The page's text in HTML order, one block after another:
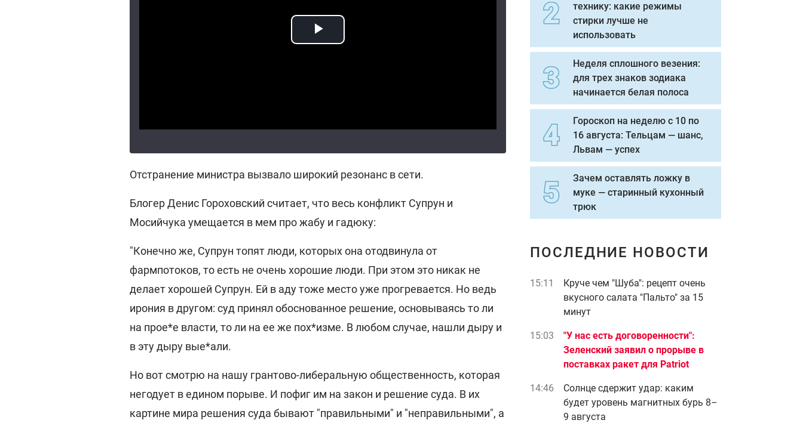
Отстранение министра вызвало широкий резонанс в сети.
Блогер Денис Гороховский считает, что весь конфликт Супрун и
Мосийчука умещается в мем про жабу и гадюку:
"Конечно же, Супрун топят люди, которых она отодвинула от
фармпотоков, то есть не очень хорошие люди. При этом это никак не
делает хорошей Супрун. Ей в аду тоже место уже прогревается. Но ведь
ирония в другом: суд принял обоснованное решение, основываясь то ли
на прое*е власти, то ли на ее же пох*изме. В любом случае, нашли дыру и
в эту дыру вые*али.
Но вот смотрю на нашу грантово-либеральную общественность, которая
негодует в едином порыве. И пофиг им на закон и решение суда. В их
картине мира решения суда бывают "правильными" и "неправильными", а
технику: какие режимы
стирки лучше не
использовать
Неделя сплошного везения:
для трех знаков зодиака
начинается белая полоса
Гороскоп на неделю с 10 по
16 августа: Тельцам — шанс,
Львам — успех
Зачем оставлять ложку в
муке — старинный кухонный
трюк
ПОСЛЕДНИЕ НОВОСТИ
15:11
Круче чем "Шуба": рецепт очень
вкусного салата "Пальто" за 15
минут
15:03
"У нас есть договоренности":
Зеленский заявил о прорыве в
поставках ракет для Patriot
14:46
Солнце сдержит удар: каким
будет уровень магнитных бурь 8–
9 августа